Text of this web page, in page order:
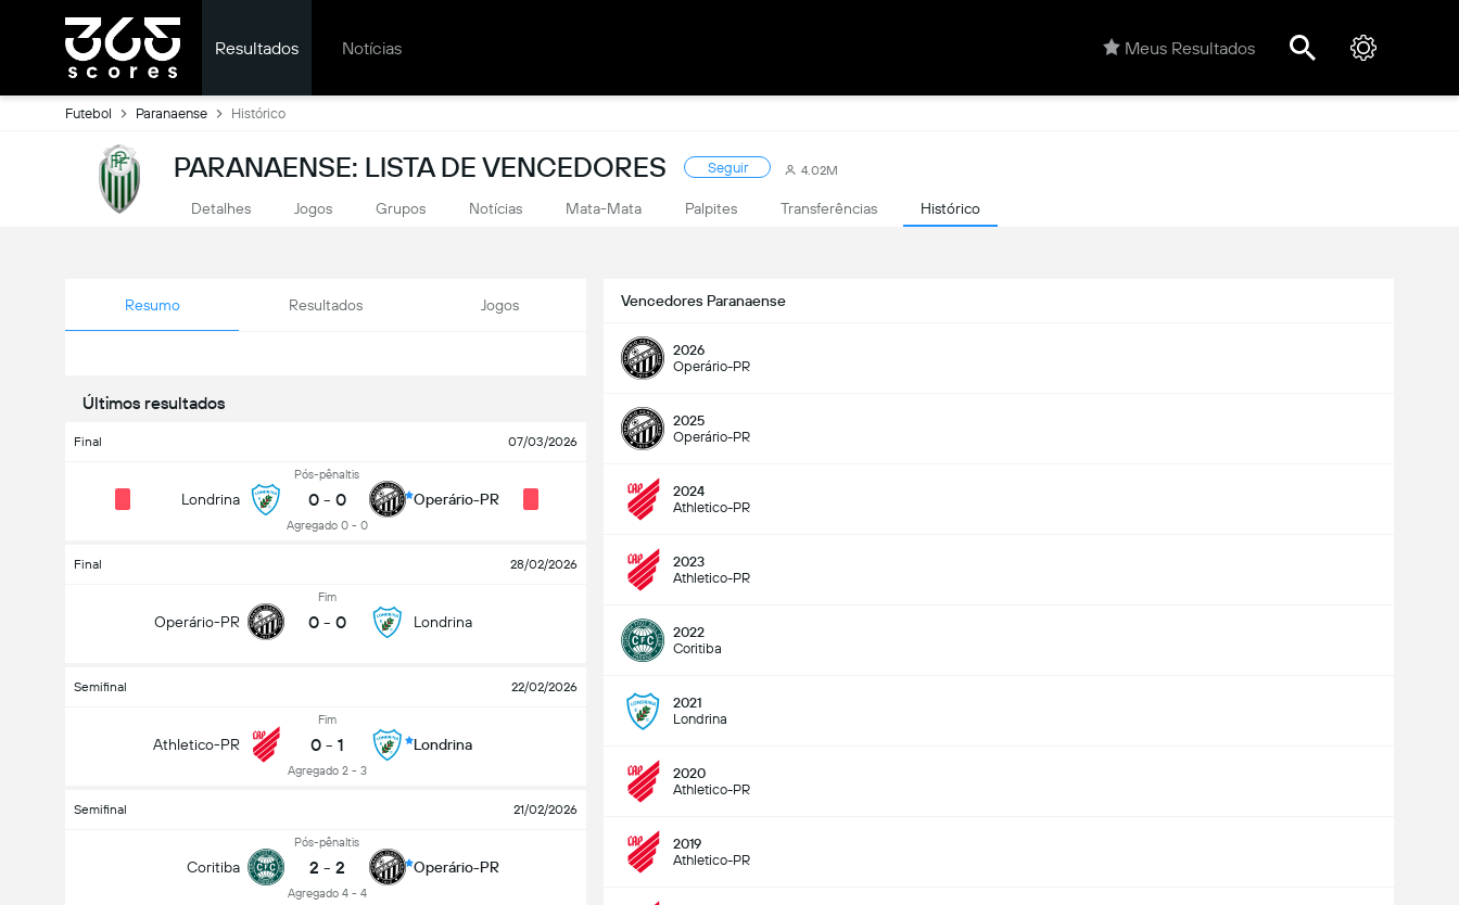
Resultados Notícias Meus Resultados
Futebol Paranaense Histórico
PARANAENSE: LISTA DE VENCEDORES Seguir 4.02M
Detalhes Jogos Grupos Notícias Mata-Mata Palpites Transferências Histórico
Resumo Resultados Jogos
Últimos resultados
Final 07/03/2026
Londrina
Pós-pênaltis
0 - 0
Agregado 0 - 0
Operário-PR
Final 28/02/2026
Operário-PR
Fim
0 - 0 Londrina
Semifinal 22/02/2026
Athletico-PR
Fim
0 - 1
Agregado 2 - 3
Londrina
Semifinal 21/02/2026
Coritiba
Pós-pênaltis
2 - 2
Agregado 4 - 4
Operário-PR
Vencedores Paranaense
2026
Operário-PR
2025
Operário-PR
2024
Athletico-PR
2023
Athletico-PR
2022
Coritiba
2021
Londrina
2020
Athletico-PR
2019
Athletico-PR